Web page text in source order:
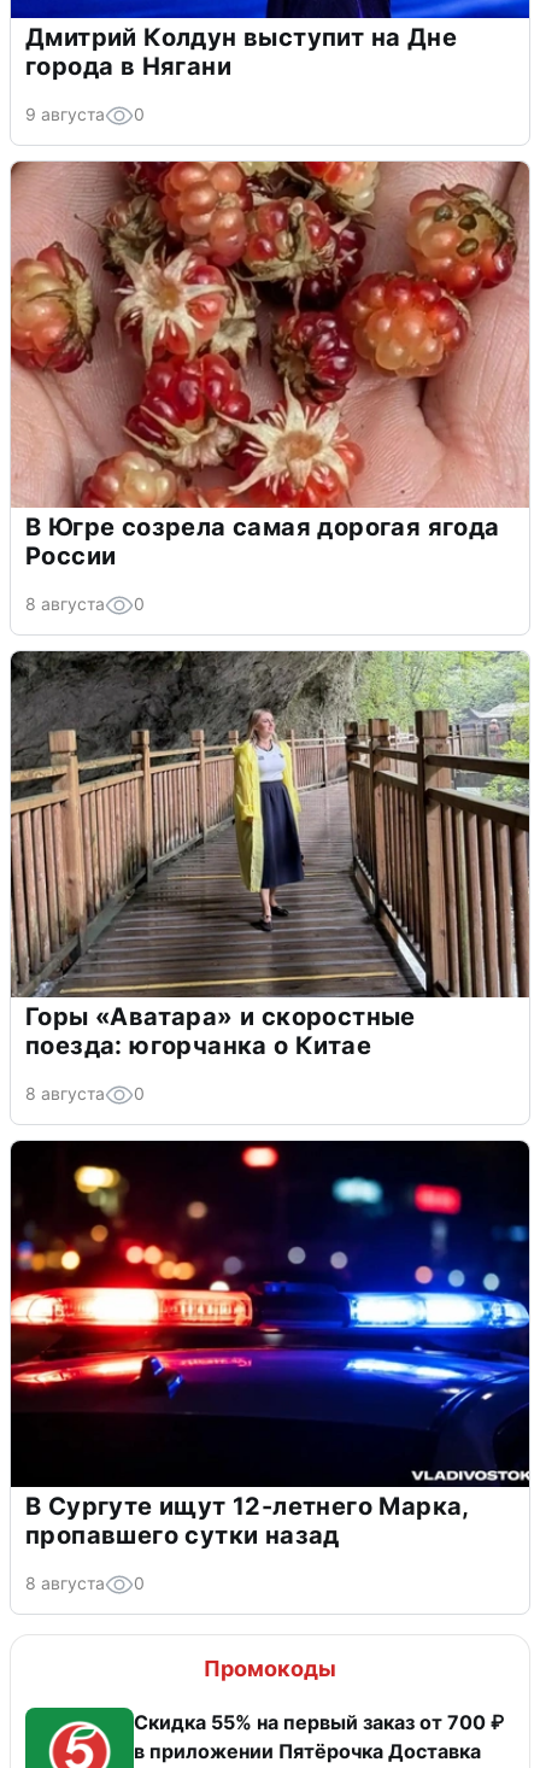
Дмитрий Колдун выступит на Дне
города в Нягани
9 августа 0
В Югре созрела самая дорогая ягода
России
8 августа 0
Горы «Аватара» и скоростные
поезда: югорчанка о Китае
8 августа 0
В Сургуте ищут 12-летнего Марка,
пропавшего сутки назад
8 августа 0
Промокоды
Скидка 55% на первый заказ от 700 ₽
в приложении Пятёрочка Доставка